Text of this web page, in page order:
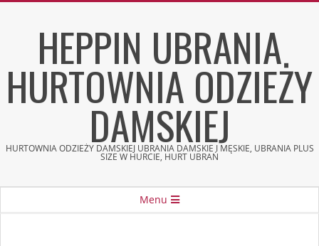
HEPPIN UBRANIA
HURTOWNIA ODZIEŻY
DAMSKIEJ
HURTOWNIA ODZIEŻY DAMSKIEJ UBRANIA DAMSKIE I MĘSKIE, UBRANIA PLUS
SIZE W HURCIE, HURT UBRAŃ
Menu